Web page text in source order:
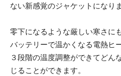
ない新感覚のジャケットになり
零下になるような厳しい寒さに
バッテリーで温かくなる電熱ヒ
３段階の温度調整ができてどん
じることができます。